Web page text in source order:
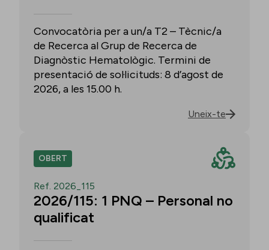
Convocatòria per a un/a T2 – Tècnic/a
de Recerca al Grup de Recerca de
Diagnòstic Hematològic. Termini de
presentació de sol·licituds: 8 d’agost de
2026, a les 15.00 h.
Uneix-te
OBERT
Ref. 2026_115
2026/115: 1 PNQ – Personal no
qualificat